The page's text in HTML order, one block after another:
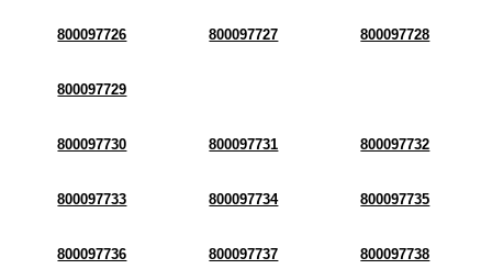
800097726 800097727 800097728
800097729
800097730 800097731 800097732
800097733 800097734 800097735
800097736 800097737 800097738